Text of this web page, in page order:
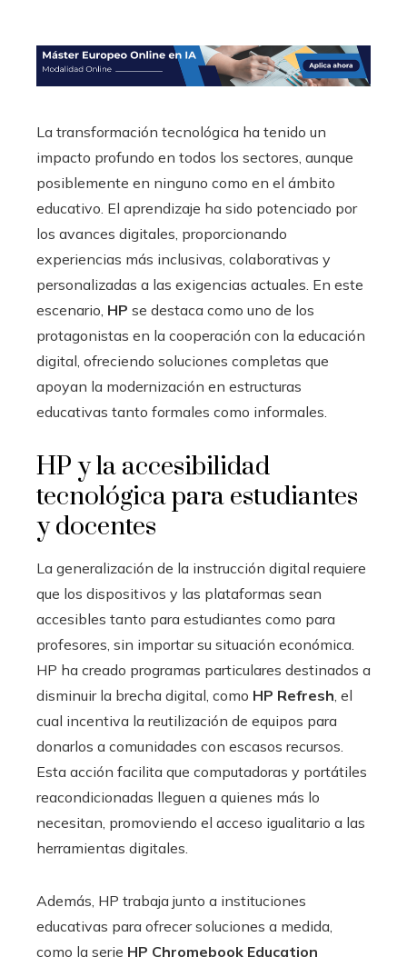
La transformación tecnológica ha tenido un
impacto profundo en todos los sectores, aunque
posiblemente en ninguno como en el ámbito
educativo. El aprendizaje ha sido potenciado por
los avances digitales, proporcionando
experiencias más inclusivas, colaborativas y
personalizadas a las exigencias actuales. En este
escenario, HP se destaca como uno de los
protagonistas en la cooperación con la educación
digital, ofreciendo soluciones completas que
apoyan la modernización en estructuras
educativas tanto formales como informales.
HP y la accesibilidad
tecnológica para estudiantes
y docentes
La generalización de la instrucción digital requiere
que los dispositivos y las plataformas sean
accesibles tanto para estudiantes como para
profesores, sin importar su situación económica.
HP ha creado programas particulares destinados a
disminuir la brecha digital, como HP Refresh, el
cual incentiva la reutilización de equipos para
donarlos a comunidades con escasos recursos.
Esta acción facilita que computadoras y portátiles
reacondicionadas lleguen a quienes más lo
necesitan, promoviendo el acceso igualitario a las
herramientas digitales.
Además, HP trabaja junto a instituciones
educativas para ofrecer soluciones a medida,
como la serie HP Chromebook Education